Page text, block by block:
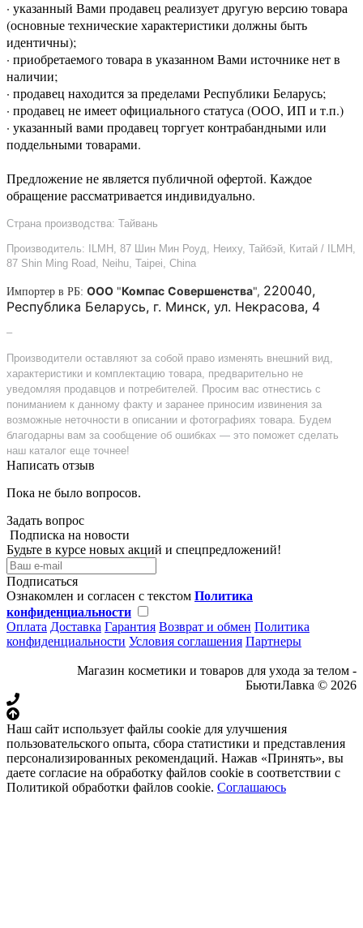
· указанный Вами продавец реализует другую версию товара
(основные технические характеристики должны быть
идентичны);
· приобретаемого товара в указанном Вами источнике нет в
наличии;
· продавец находится за пределами Республики Беларусь;
· продавец не имеет официального статуса (ООО, ИП и т.п.)
· указанный вами продавец торгует контрабандными или
поддельными товарами.
Предложение не является публичной офертой. Каждое
обращение рассматривается индивидуально.
Страна производства: Тайвань
Производитель: ILMH, 87 Шин Мин Роуд, Неиху, Тайбэй, Китай / ILMH,
87 Shin Ming Road, Neihu, Taipei, China
Импортер в РБ: ООО "Компас Совершенства", 220040,
Республика Беларусь, г. Минск, ул. Некрасова, 4
–
Производители оставляют за собой право изменять внешний вид,
характеристики и комплектацию товара, предварительно не
уведомляя продавцов и потребителей. Просим вас отнестись с
пониманием к данному факту и заранее приносим извинения за
возможные неточности в описании и фотографиях товара. Будем
благодарны вам за сообщение об ошибках — это поможет сделать
наш каталог еще точнее!
Написать отзыв
Пока не было вопросов.
Задать вопрос
Подписка на новости
Будьте в курсе новых акций и спецпредложений!
Подписаться
Ознакомлен и согласен с текстом Политика
конфиденциальности
Оплата Доставка Гарантия Возврат и обмен Политика
конфиденциальности Условия соглашения Партнеры
Магазин косметики и товаров для ухода за телом -
БьютиЛавка © 2026
Наш сайт использует файлы cookie для улучшения
пользовательского опыта, сбора статистики и представления
персонализированных рекомендаций. Нажав «Принять», вы
даете согласие на обработку файлов cookie в соответствии с
Политикой обработки файлов cookie. Соглашаюсь